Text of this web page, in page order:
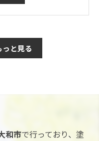
と見る
和市で行っており、塗